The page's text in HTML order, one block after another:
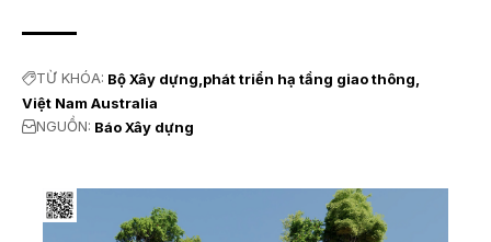
TỪ KHÓA: Bộ Xây dựng phát triển hạ tầng giao thông
Việt Nam Australia
NGUỒN: Báo Xây dựng